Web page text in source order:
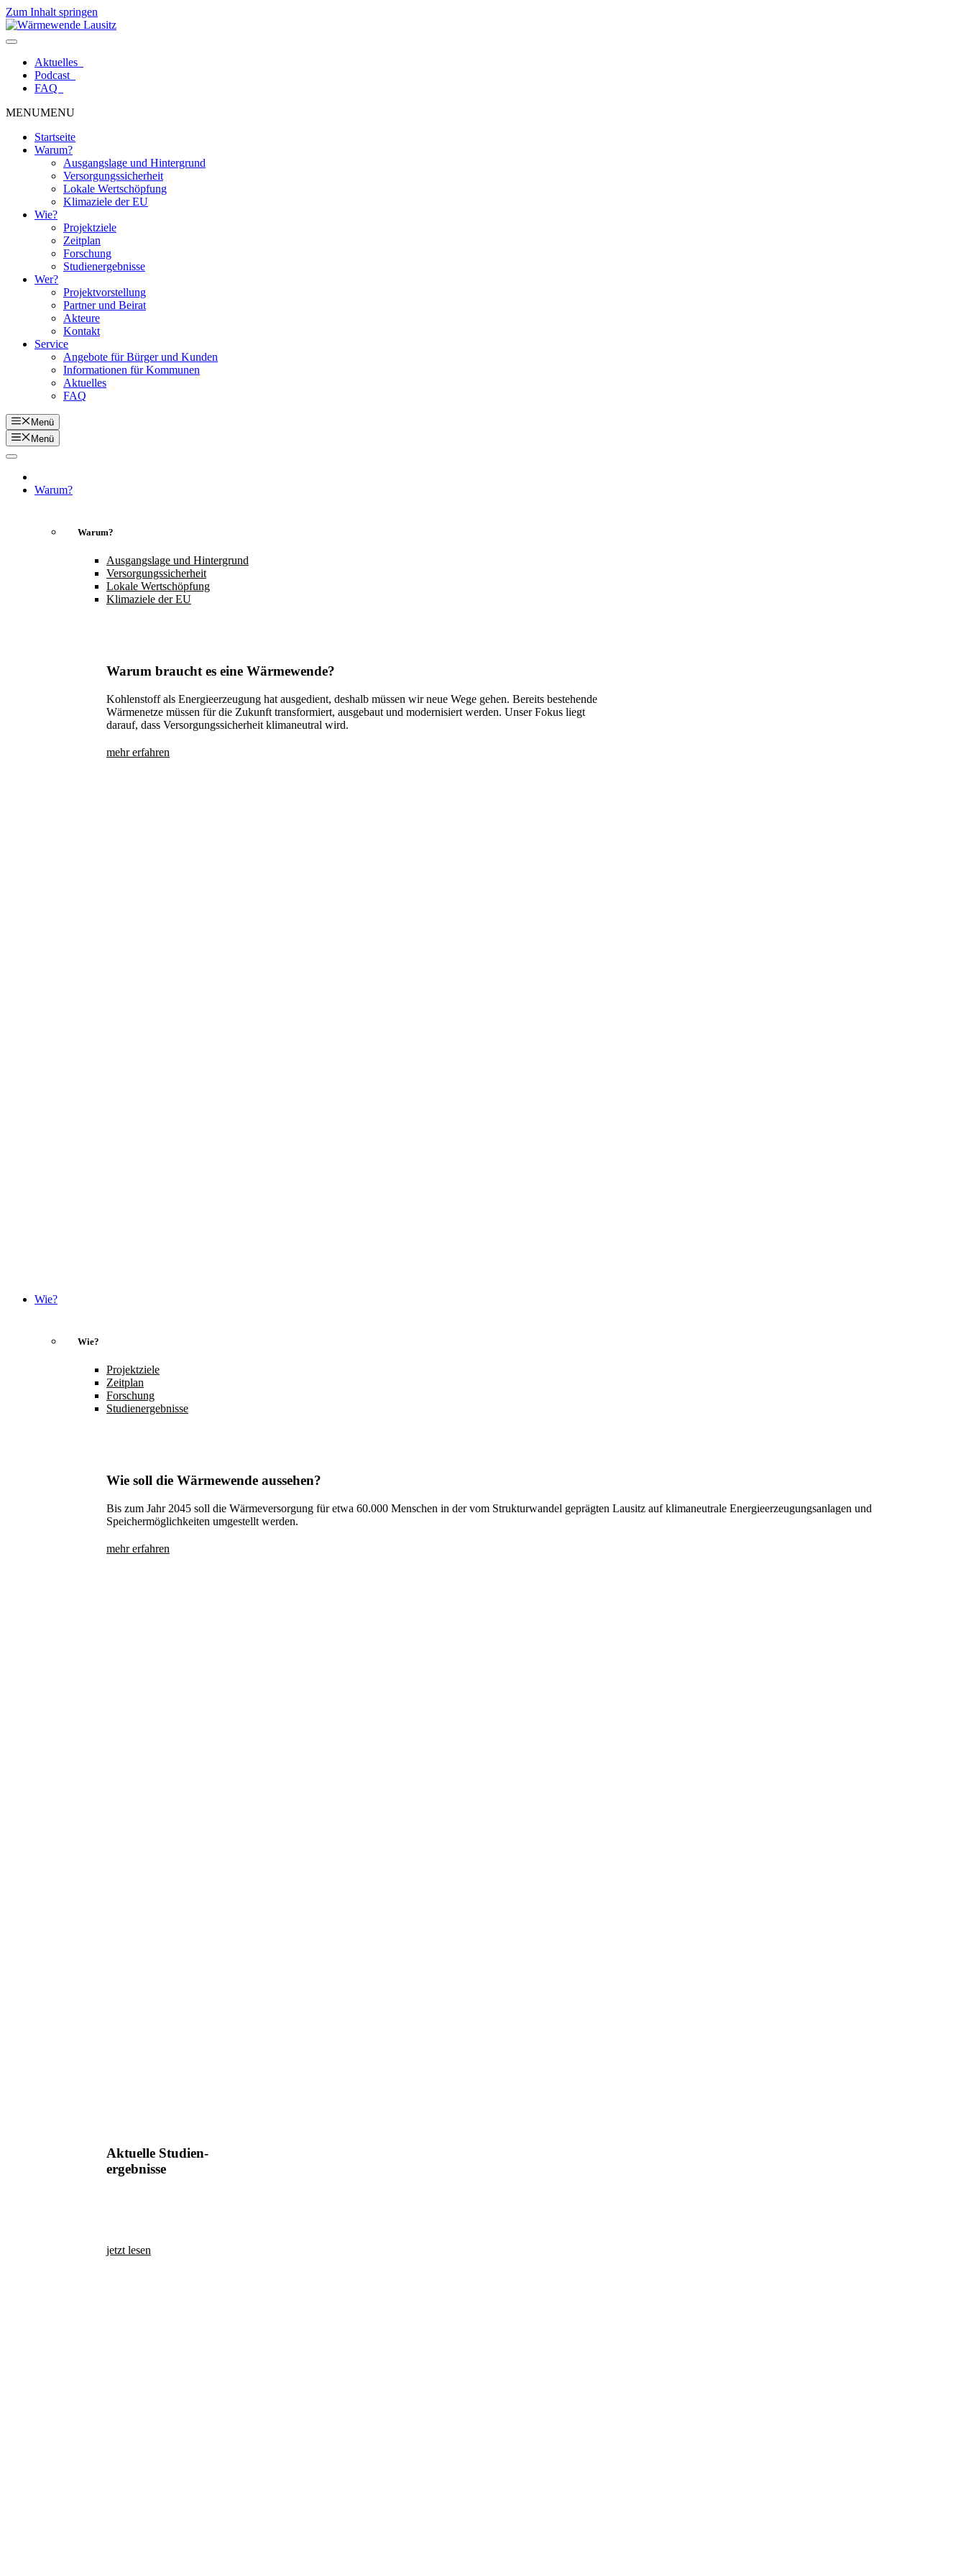
Zum Inhalt springen
Aktuelles
Podcast
FAQ
MENUMENU
Startseite
Warum?
Ausgangslage und Hintergrund
Versorgungssicherheit
Lokale Wertschöpfung
Klimaziele der EU
Wie?
Projektziele
Zeitplan
Forschung
Studienergebnisse
Wer?
Projektvorstellung
Partner und Beirat
Akteure
Kontakt
Service
Angebote für Bürger und Kunden
Informationen für Kommunen
Aktuelles
FAQ
Menü
Menü
Warum?
Warum?
Ausgangslage und Hintergrund
Versorgungssicherheit
Lokale Wertschöpfung
Klimaziele der EU
Warum braucht es eine Wärmewende?
Kohlenstoff als Energieerzeugung hat ausgedient, deshalb müssen wir neue Wege gehen. Bereits bestehende
Wärmenetze müssen für die Zukunft transformiert, ausgebaut und modernisiert werden. Unser Fokus liegt
darauf, dass Versorgungssicherheit klimaneutral wird.
mehr erfahren
Wie?
Wie?
Projektziele
Zeitplan
Forschung
Studienergebnisse
Wie soll die Wärmewende aussehen?
Bis zum Jahr 2045 soll die Wärmeversorgung für etwa 60.000 Menschen in der vom Strukturwandel geprägten Lausitz auf klimaneutrale Energieerzeugungsanlagen und
Speichermöglichkeiten umgestellt werden.
mehr erfahren
Aktuelle Studien-
ergebnisse
jetzt lesen